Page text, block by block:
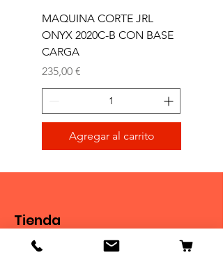
MAQUINA CORTE JRL
ONYX 2020C-B CON BASE
CARGA
Precio
235,00 €
Agregar al carrito
Tienda
Tienda